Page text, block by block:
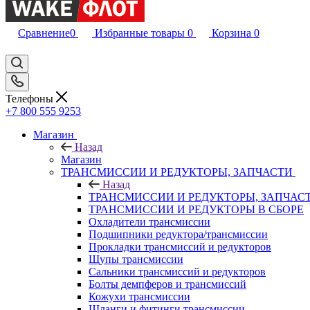
Сравнение0 Избранные товары 0 Корзина 0
Телефоны
+7 800 555 9253
Магазин
Назад
Магазин
ТРАНСМИССИИ И РЕДУКТОРЫ, ЗАПЧАСТИ
Назад
ТРАНСМИССИИ И РЕДУКТОРЫ,
ТРАНСМИССИИ И РЕДУКТОРЫ В СБОРЕ
Охладители трансмиссии
Подшипники редуктора/трансмиссии
Прокладки трансмиссий и редукторов
Щупы трансмиссии
Сальники трансмиссий и редукторов
Болты демпферов и трансмиссий
Кожухи трансмиссии